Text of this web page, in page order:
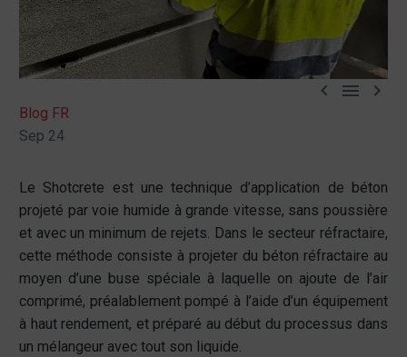
  
Blog FR
Sep 24
Le Shotcrete est une technique d’application de béton
projeté par voie humide à grande vitesse, sans poussière
et avec un minimum de rejets. Dans le secteur réfractaire,
cette méthode consiste à projeter du béton réfractaire au
moyen d’une buse spéciale à laquelle on ajoute de l’air
comprimé, préalablement pompé à l’aide d’un équipement
à haut rendement, et préparé au début du processus dans
un mélangeur avec tout son liquide.